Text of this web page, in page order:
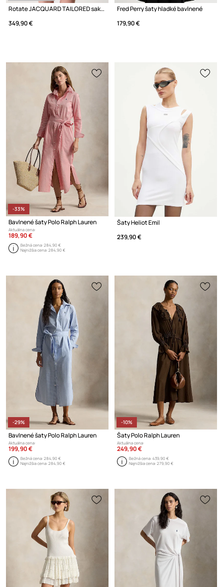
Rotate JACQUARD TAILORED sakové šaty hladké
349,90 €
Fred Perry šaty hladké bavlnené
179,90 €
-33%
Bavlnené šaty Polo Ralph Lauren
Aktuálna cena:
189,90 €
Bežná cena:284,90 €
Najnižšia cena:284,90 €
Šaty Heliot Emil
239,90 €
-29%
Bavlnené šaty Polo Ralph Lauren
Aktuálna cena:
199,90 €
Bežná cena:284,90 €
Najnižšia cena:284,90 €
-10%
Šaty Polo Ralph Lauren
Aktuálna cena:
249,90 €
Bežná cena:439,90 €
Najnižšia cena:279,90 €